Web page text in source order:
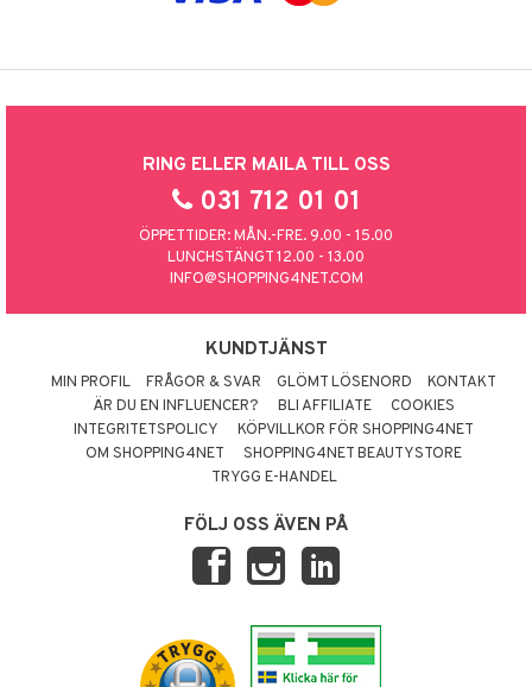
RING ELLER MAILA TILL OSS
031 712 01 01
ÖPPETTIDER: MÅN.-FRE. 9.00 - 15.00
LUNCHSTÄNGT 12.00 - 13.00
INFO@SHOPPING4NET.COM
KUNDTJÄNST
MIN PROFIL FRÅGOR & SVAR GLÖMT LÖSENORD
KONTAKT
ÄR DU EN INFLUENCER?
BLI AFFILIATE
COOKIES
INTEGRITETSPOLICY
KÖPVILLKOR FÖR SHOPPING4NET
OM SHOPPING4NET
SHOPPING4NET BEAUTYSTORE
TRYGG E-HANDEL
FÖLJ OSS ÄVEN PÅ